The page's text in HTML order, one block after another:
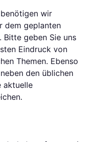
wir
dem geplanten
Bitte geben Sie uns
Eindruck von
Themen. Ebenso
den üblichen
aktuelle